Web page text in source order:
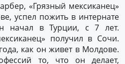
«Грязный мексиканец»
успел пожить в интернате
начал в Турции, с 7 лет.
получил в Сочи.
как он живет в Молдове.
то, что он делает,